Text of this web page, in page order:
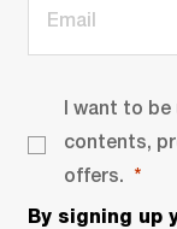
I want to
contents,
offers.
By signing up